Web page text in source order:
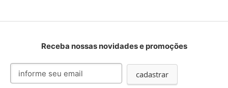
Receba nossas novidades e promoções
Inscreva-
cadastrar